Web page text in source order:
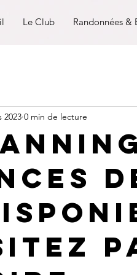
Le Club Randonnées &
2023 0 min de lecture